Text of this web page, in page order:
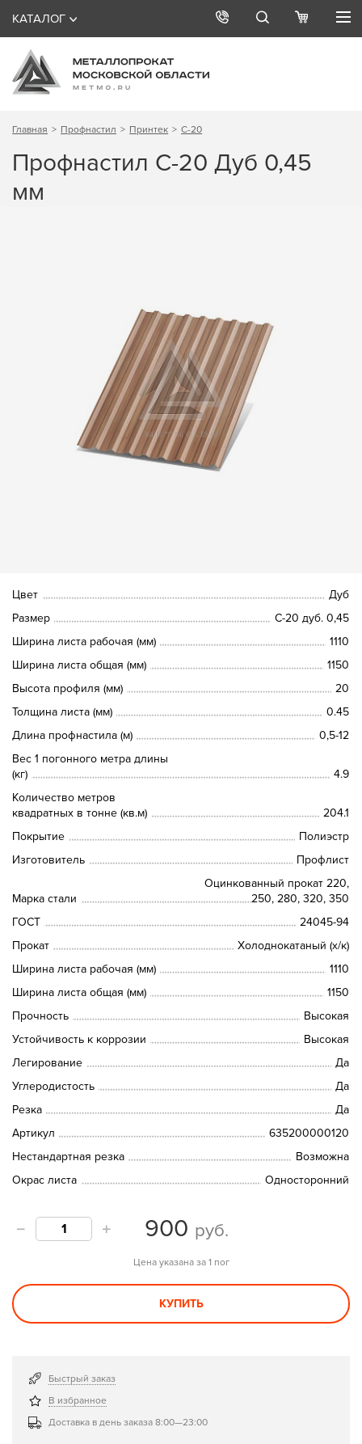
КАТАЛОГ
Главная Профнастил Принтек С-20
Профнастил С-20 Дуб 0,45
мм
Цвет
Дуб
Размер
С-20 дуб. 0,45
Ширина листа рабочая (мм)
1110
Ширина листа общая (мм)
1150
Высота профиля (мм)
20
Толщина листа (мм)
0.45
Длина профнастила (м)
0,5-12
Вес 1 погонного метра длины
(кг)
4.9
Количество метров
квадратных в тонне (кв.м)
204.1
Покрытие
Полиэстр
Изготовитель
Профлист
Марка стали
Оцинкованный прокат 220,
250, 280, 320, 350
ГОСТ
24045-94
Прокат
Холоднокатаный (х/к)
Ширина листа рабочая (мм)
1110
Ширина листа общая (мм)
1150
Прочность
Высокая
Устойчивость к коррозии
Высокая
Легирование
Да
Углеродистость
Да
Резка
Да
Артикул
635200000120
Нестандартная резка
Возможна
Окрас листа
Односторонний
900 руб.
Цена указана за 1 пог
КУПИТЬ
Быстрый заказ
В избранное
Доставка в день заказа 8:00—23:00